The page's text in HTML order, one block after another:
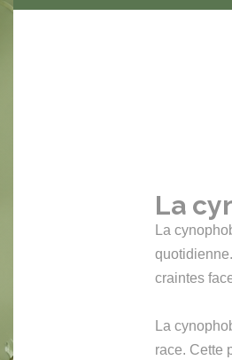
La
La
craintes
La
race. Cette